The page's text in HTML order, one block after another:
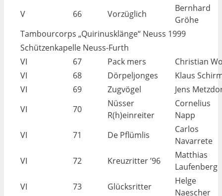
V
66 Vorzüglich
Bernhard
Gröhe
Tambourcorps „Quirinusklänge“ Neuss 1999
Schützenkapelle Neuss-Furth
VI
67 Pack mers
Christian
VI
68 Dörpeljonges
Klaus
VI
69 Zugvögel
Jens
VI
70
Nüsser
R(h)einreiter
Cornelius
Napp
VI
71 De Pflümlis
Carlos
Navarrete
VI
72 Kreuzritter ’96
Matthias
Laufenberg
VI
73 Glücksritter
Helge
Naescher